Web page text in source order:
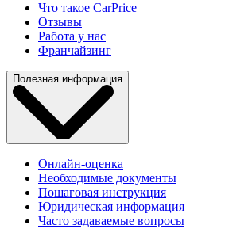
Что такое CarPrice
Отзывы
Работа у нас
Франчайзинг
Полезная информация
Онлайн-оценка
Необходимые документы
Пошаговая инструкция
Юридическая информация
Часто задаваемые вопросы